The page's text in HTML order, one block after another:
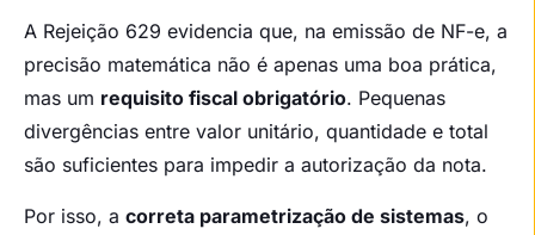
A Rejeição 629 evidencia que, na emissão de NF-e, a
precisão matemática não é apenas uma boa prática,
mas um requisito fiscal obrigatório. Pequenas
divergências entre valor unitário, quantidade e total
são suficientes para impedir a autorização da nota.
Por isso, a correta parametrização de sistemas, o